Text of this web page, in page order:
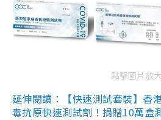
點擊圖片放大
延伸閱讀：【快速測試套裝】香
毒抗原快速測試劑！捐贈10萬盒